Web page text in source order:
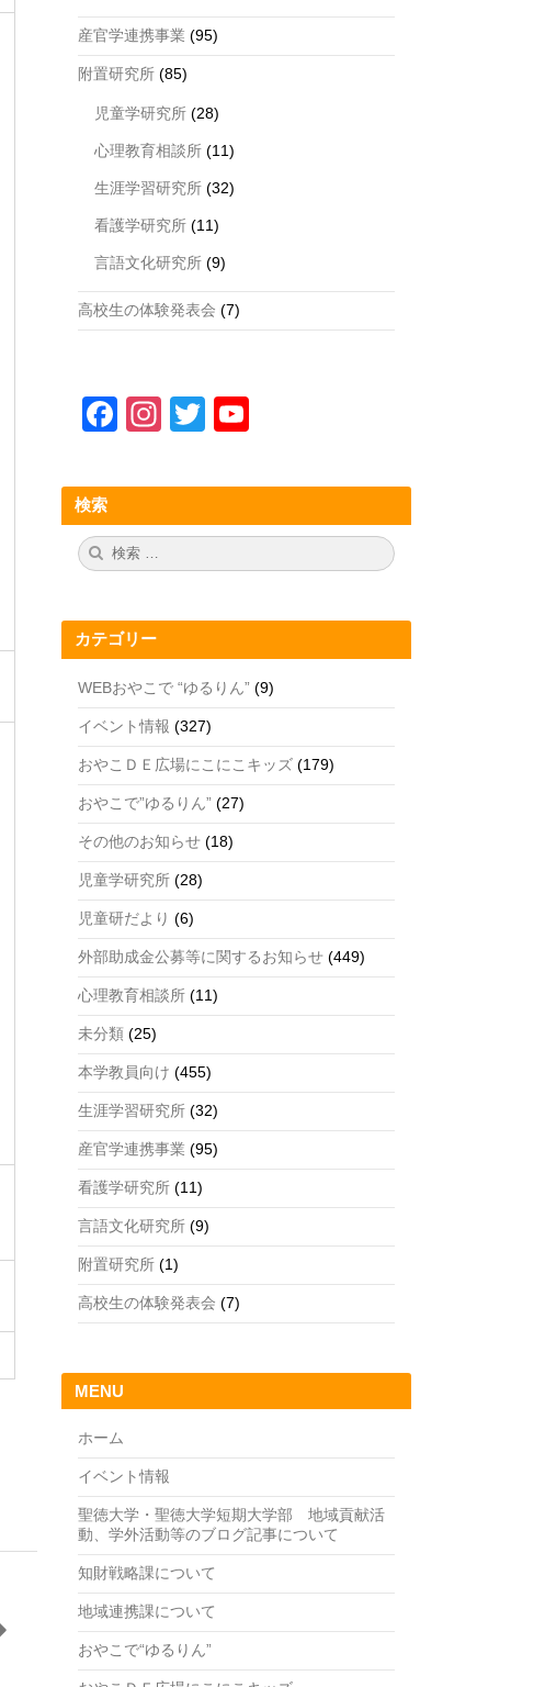
産官学連携事業 (95)
附置研究所 (85)
児童学研究所 (28)
心理教育相談所 (11)
生涯学習研究所 (32)
看護学研究所 (11)
言語文化研究所 (9)
高校生の体験発表会 (7)
F
c
e
b
o
k
In
a
gr
T
tt
er
u
T
e
C
h
n
el
検索
検
索:
カテゴリー
WEBおやこで “ゆるりん” (9)
イベント情報 (327)
おやこＤＥ広場にこにこキッズ (179)
おやこで”ゆるりん” (27)
その他のお知らせ (18)
児童学研究所 (28)
児童研だより (6)
外部助成金公募等に関するお知らせ (449)
心理教育相談所 (11)
未分類 (25)
本学教員向け (455)
生涯学習研究所 (32)
産官学連携事業 (95)
看護学研究所 (11)
言語文化研究所 (9)
附置研究所 (1)
高校生の体験発表会 (7)
MENU
ホーム
イベント情報
聖徳大学・聖徳大学短期大学部 地域貢献活
動、学外活動等のブログ記事について
知財戦略課について
地域連携課について
おやこで“ゆるりん”